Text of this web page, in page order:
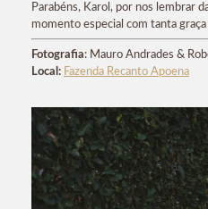
Parabéns, Karol, por nos lembrar
momento especial com tanta graça
Fotografia: Mauro Andrades &
Local: Fazenda Recanto Apoena